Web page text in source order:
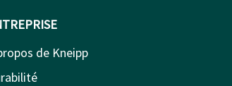
de Kneipp